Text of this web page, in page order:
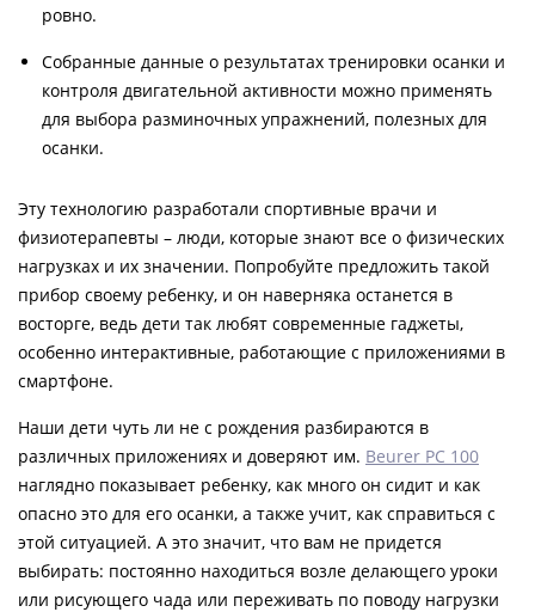
ровно.
Собранные данные о результатах тренировки осанки и
контроля двигательной активности можно применять
для выбора разминочных упражнений, полезных для
осанки.
Эту технологию разработали спортивные врачи и
физиотерапевты – люди, которые знают все о физических
нагрузках и их значении. Попробуйте предложить такой
прибор своему ребенку, и он наверняка останется в
восторге, ведь дети так любят современные гаджеты,
особенно интерактивные, работающие с приложениями в
смартфоне.
Наши дети чуть ли не с рождения разбираются в
различных приложениях и доверяют им. Beurer РС 100
наглядно показывает ребенку, как много он сидит и как
опасно это для его осанки, а также учит, как справиться с
этой ситуацией. А это значит, что вам не придется
выбирать: постоянно находиться возле делающего уроки
или рисующего чада или переживать по поводу нагрузки